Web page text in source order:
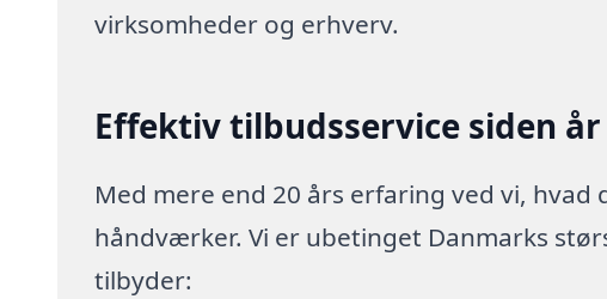
virksomheder og erhverv.
Effektiv tilbudsservice siden år
Med mere end 20 års erfaring ved vi,
håndværker. Vi er ubetinget Danmarks
tilbyder: